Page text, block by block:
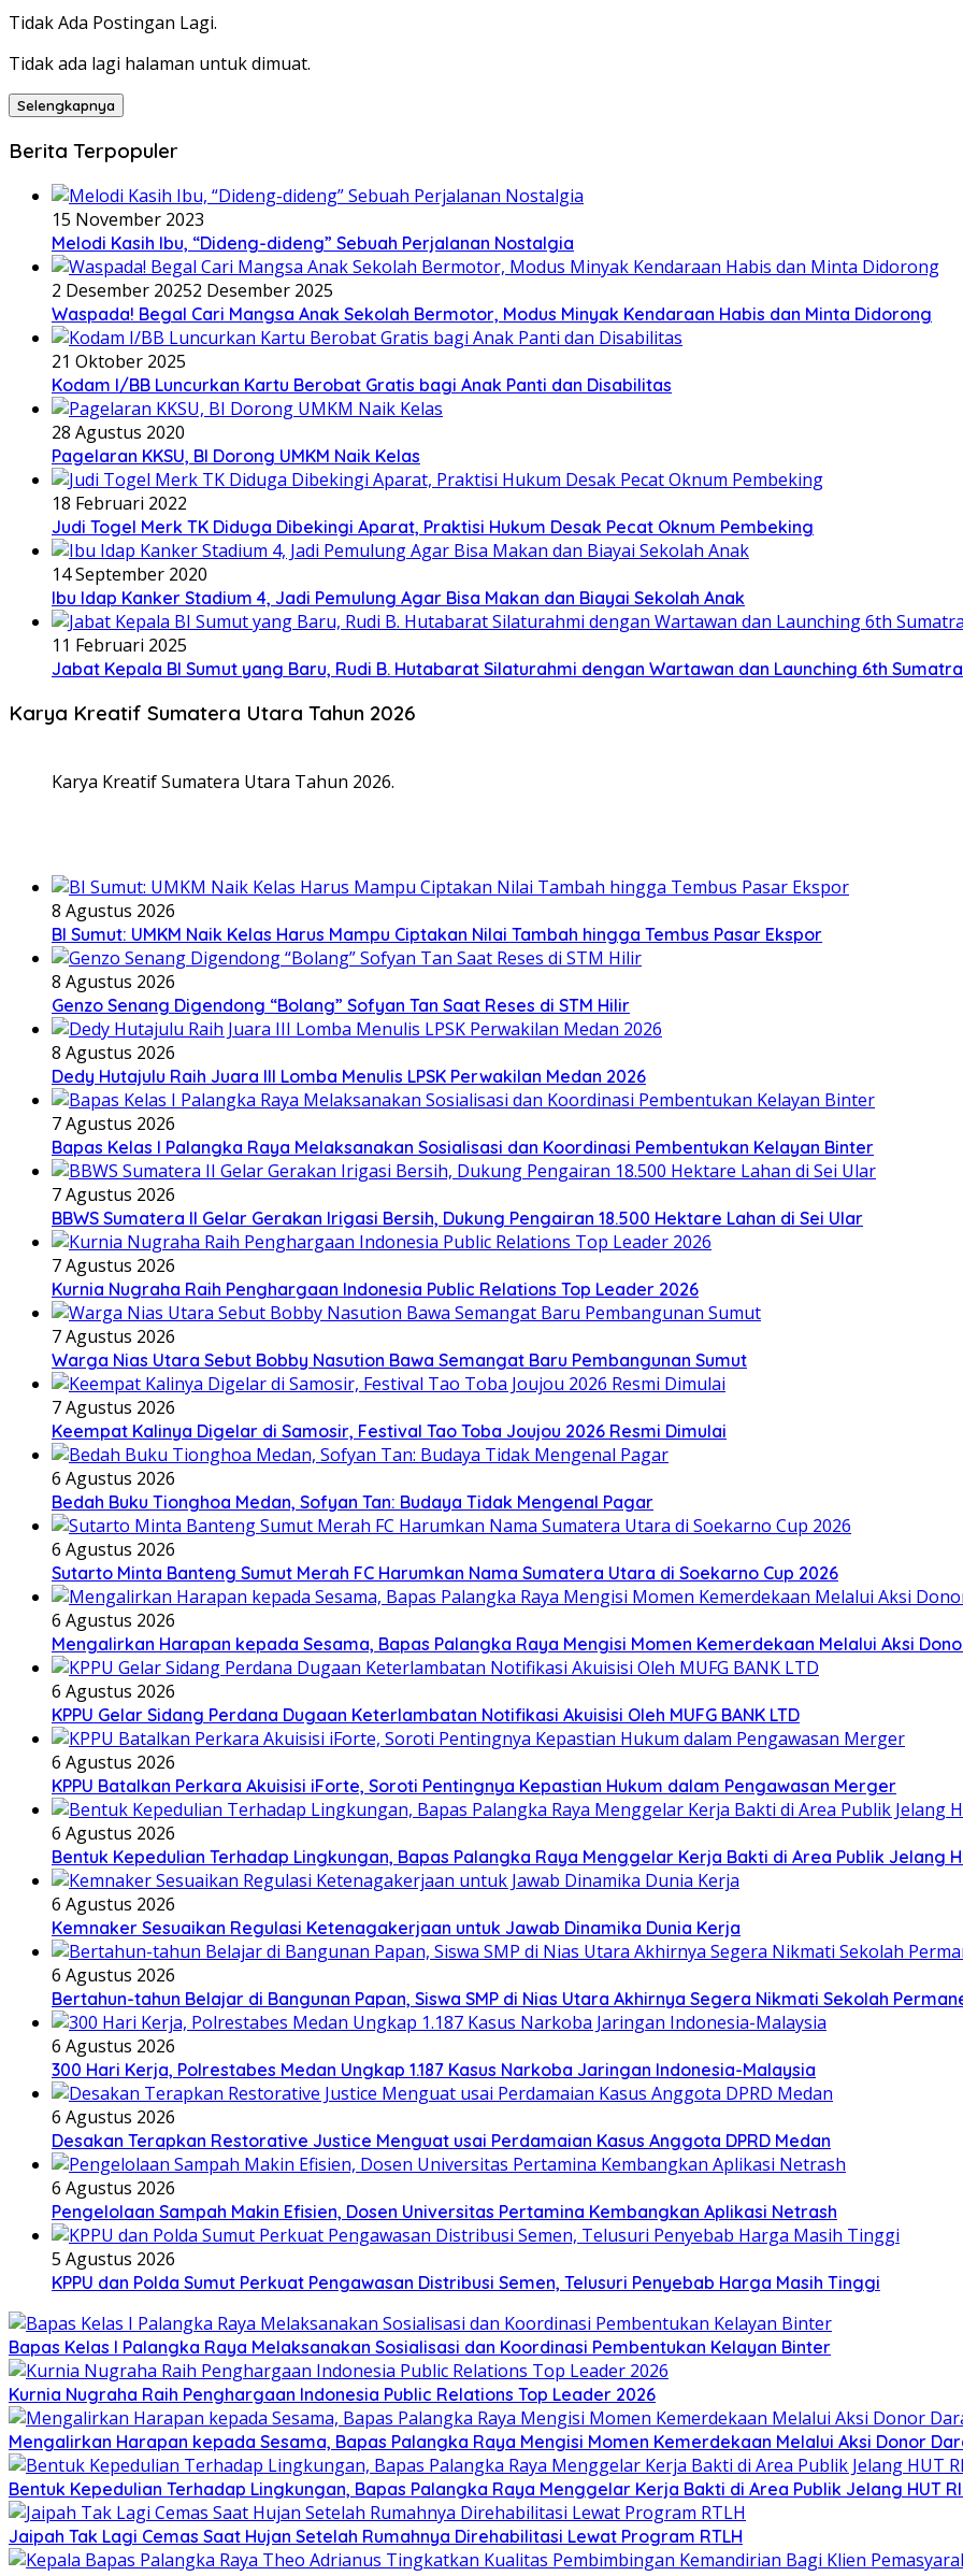
Tidak Ada Postingan Lagi.
Tidak ada lagi halaman untuk dimuat.
Selengkapnya
Berita Terpopuler
15 November 2023
Melodi Kasih Ibu, “Dideng-dideng” Sebuah Perjalanan Nostalgia
2 Desember 20252 Desember 2025
Waspada! Begal Cari Mangsa Anak Sekolah Bermotor, Modus Minyak Kendaraan Habis dan Minta Didorong
21 Oktober 2025
Kodam I/BB Luncurkan Kartu Berobat Gratis bagi Anak Panti dan Disabilitas
28 Agustus 2020
Pagelaran KKSU, BI Dorong UMKM Naik Kelas
18 Februari 2022
Judi Togel Merk TK Diduga Dibekingi Aparat, Praktisi Hukum Desak Pecat Oknum Pembeking
14 September 2020
Ibu Idap Kanker Stadium 4, Jadi Pemulung Agar Bisa Makan dan Biayai Sekolah Anak
11 Februari 2025
Jabat Kepala BI Sumut yang Baru, Rudi B. Hutabarat Silaturahmi dengan Wartawan dan Launching 6th
Karya Kreatif Sumatera Utara Tahun 2026
Karya Kreatif Sumatera Utara Tahun 2026.
8 Agustus 2026
BI Sumut: UMKM Naik Kelas Harus Mampu Ciptakan Nilai Tambah hingga Tembus Pasar Ekspor
8 Agustus 2026
Genzo Senang Digendong “Bolang” Sofyan Tan Saat Reses di STM Hilir
8 Agustus 2026
Dedy Hutajulu Raih Juara III Lomba Menulis LPSK Perwakilan Medan 2026
7 Agustus 2026
Bapas Kelas I Palangka Raya Melaksanakan Sosialisasi dan Koordinasi Pembentukan Kelayan Binter
7 Agustus 2026
BBWS Sumatera II Gelar Gerakan Irigasi Bersih, Dukung Pengairan 18.500 Hektare Lahan di Sei Ular
7 Agustus 2026
Kurnia Nugraha Raih Penghargaan Indonesia Public Relations Top Leader 2026
7 Agustus 2026
Warga Nias Utara Sebut Bobby Nasution Bawa Semangat Baru Pembangunan Sumut
7 Agustus 2026
Keempat Kalinya Digelar di Samosir, Festival Tao Toba Joujou 2026 Resmi Dimulai
6 Agustus 2026
Bedah Buku Tionghoa Medan, Sofyan Tan: Budaya Tidak Mengenal Pagar
6 Agustus 2026
Sutarto Minta Banteng Sumut Merah FC Harumkan Nama Sumatera Utara di Soekarno Cup 2026
6 Agustus 2026
Mengalirkan Harapan kepada Sesama, Bapas Palangka Raya Mengisi Momen Kemerdekaan Melalui Aksi
6 Agustus 2026
KPPU Gelar Sidang Perdana Dugaan Keterlambatan Notifikasi Akuisisi Oleh MUFG BANK LTD
6 Agustus 2026
KPPU Batalkan Perkara Akuisisi iForte, Soroti Pentingnya Kepastian Hukum dalam Pengawasan Merger
6 Agustus 2026
Bentuk Kepedulian Terhadap Lingkungan, Bapas Palangka Raya Menggelar Kerja Bakti di Area Publik Jelang
6 Agustus 2026
Kemnaker Sesuaikan Regulasi Ketenagakerjaan untuk Jawab Dinamika Dunia Kerja
6 Agustus 2026
Bertahun-tahun Belajar di Bangunan Papan, Siswa SMP di Nias Utara Akhirnya Segera Nikmati Sekolah
6 Agustus 2026
300 Hari Kerja, Polrestabes Medan Ungkap 1.187 Kasus Narkoba Jaringan Indonesia-Malaysia
6 Agustus 2026
Desakan Terapkan Restorative Justice Menguat usai Perdamaian Kasus Anggota DPRD Medan
6 Agustus 2026
Pengelolaan Sampah Makin Efisien, Dosen Universitas Pertamina Kembangkan Aplikasi Netrash
5 Agustus 2026
KPPU dan Polda Sumut Perkuat Pengawasan Distribusi Semen, Telusuri Penyebab Harga Masih Tinggi
Bapas Kelas I Palangka Raya Melaksanakan Sosialisasi dan Koordinasi Pembentukan Kelayan Binter
Kurnia Nugraha Raih Penghargaan Indonesia Public Relations Top Leader 2026
Mengalirkan Harapan kepada Sesama, Bapas Palangka Raya Mengisi Momen Kemerdekaan Melalui Aksi Donor
Bentuk Kepedulian Terhadap Lingkungan, Bapas Palangka Raya Menggelar Kerja Bakti di Area Publik Jelang HUT
Jaipah Tak Lagi Cemas Saat Hujan Setelah Rumahnya Direhabilitasi Lewat Program RTLH